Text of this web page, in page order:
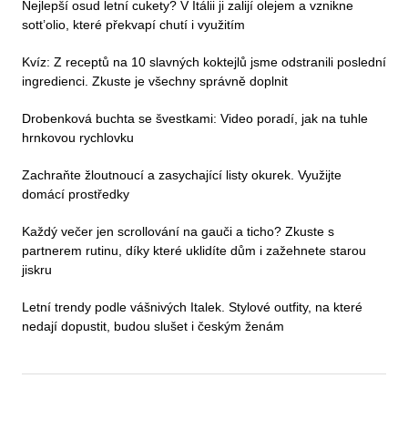
Nejlepší osud letní cukety? V Itálii ji zalijí olejem a vznikne
sott’olio, které překvapí chutí i využitím
Kvíz: Z receptů na 10 slavných koktejlů jsme odstranili poslední
ingredienci. Zkuste je všechny správně doplnit
Drobenková buchta se švestkami: Video poradí, jak na tuhle
hrnkovou rychlovku
Zachraňte žloutnoucí a zasychající listy okurek. Využijte
domácí prostředky
Každý večer jen scrollování na gauči a ticho? Zkuste s
partnerem rutinu, díky které uklidíte dům i zažehnete starou
jiskru
Letní trendy podle vášnivých Italek. Stylové outfity, na které
nedají dopustit, budou slušet i českým ženám